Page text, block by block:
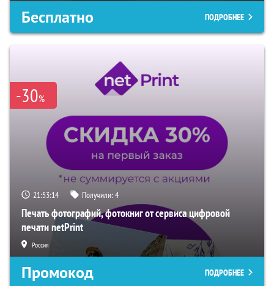
Бесплатно ПОДРОБНЕЕ
-30%
21:53:13 Получили:4
Печать фотографий, фотокниг от сервиса цифровой
печати netPrint
Россия
Промокод ПОДРОБНЕЕ